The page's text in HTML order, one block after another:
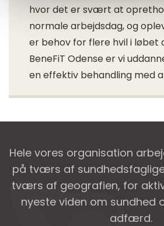
hvor det er svært at
normale arbejdsdag, og
er behov for flere hvil i løbet
BeneFiT Odense er vi
en effektiv behandling med
Hele vores organisation
på tværs af
tværs af geografien, for
nyeste viden om sundhed
adfærd.